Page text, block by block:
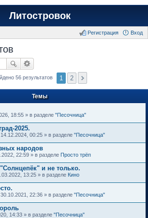
Литостровок
Вход
Регистрация
56 результатов 1 2
Темы
18:55 » в разделе "Песочница"
2025.
00:25 » в разделе "Песочница"
народов
22:59 » в разделе Просто трёп
и не только.
13:25 » в разделе Кино
22:36 » в разделе "Песочница"
14:33 » в разделе "Песочница"